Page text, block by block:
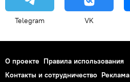
Telegram VK
О проекте Правила использования
Контакты и сотрудничество Реклама